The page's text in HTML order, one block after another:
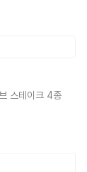
스테이크 4종